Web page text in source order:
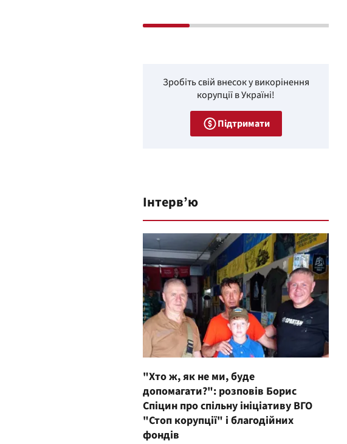
Зробіть свій внесок у викорінення
корупції в Україні!
Підтримати
Інтерв’ю
"Хто ж, як не ми, буде
допомагати?": розповів Борис
Спіцин про спільну ініціативу ВГО
"Стоп корупції" і благодійних
фондів